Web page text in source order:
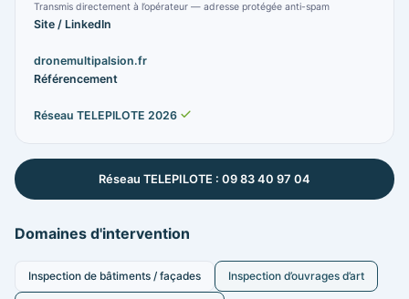
Domaines d'intervention
Inspection de bâtiments / façades Inspection d’ouvrages d’art
Transmis directement à l’opérateur — adresse protégée anti-spam
Site / LinkedIn
dronemultipalsion.fr
Référencement
Réseau TELEPILOTE 2026
Réseau TELEPILOTE : 09 83 40 97 04